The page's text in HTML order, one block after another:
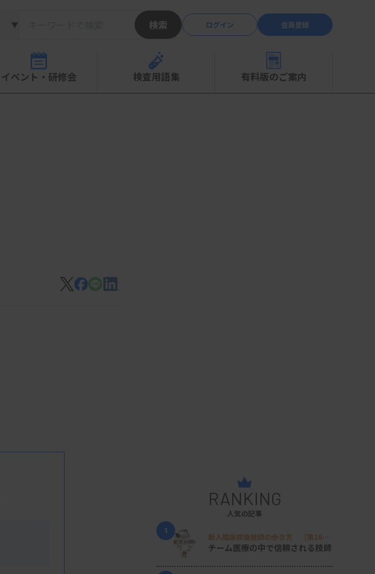
▼ 検索 ログイン 会員登録
イベント・研修会 検査用語集 有料版のご案内
RANKING
人気の記事
1
新人臨床検査技師の歩き方 ［第16
回］
チーム医療の中で信頼される技師